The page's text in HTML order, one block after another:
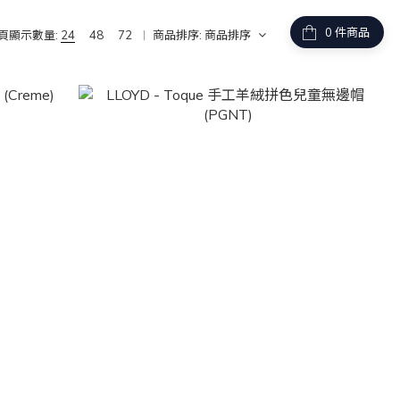
件商品
顯示數量: 24 48 72 商品排序: 商品排序